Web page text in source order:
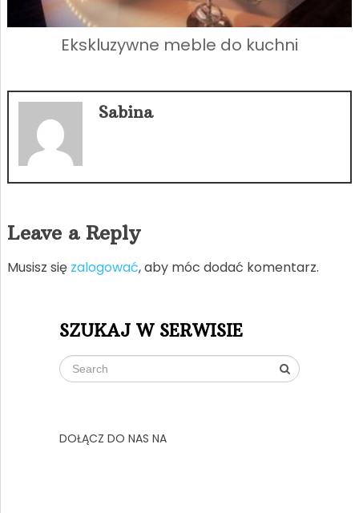
Ekskluzywne meble do kuchni
Sabina
Leave a Reply
Musisz się zalogować, aby móc dodać komentarz.
SZUKAJ W SERWISIE
DOŁĄCZ DO NAS NA